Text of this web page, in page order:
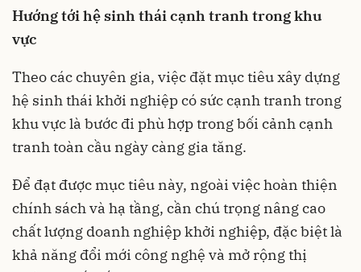
Hướng tới hệ sinh thái cạnh tranh trong khu
vực
Theo các chuyên gia, việc đặt mục tiêu xây dựng
hệ sinh thái khởi nghiệp có sức cạnh tranh trong
khu vực là bước đi phù hợp trong bối cảnh cạnh
tranh toàn cầu ngày càng gia tăng.
Để đạt được mục tiêu này, ngoài việc hoàn thiện
chính sách và hạ tầng, cần chú trọng nâng cao
chất lượng doanh nghiệp khởi nghiệp, đặc biệt là
khả năng đổi mới công nghệ và mở rộng thị